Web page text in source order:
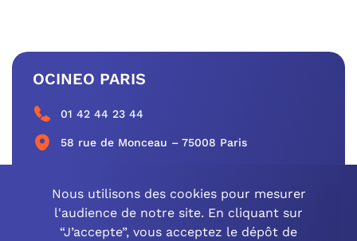
OCINEO PARIS
01 42 44 23 44
58 rue de Monceau – 75008 Paris
CONTACTEZ-NOUS
Nous utilisons des cookies pour mesurer
l'audience de notre site. En cliquant sur
“J’accepte”, vous acceptez le dépôt de